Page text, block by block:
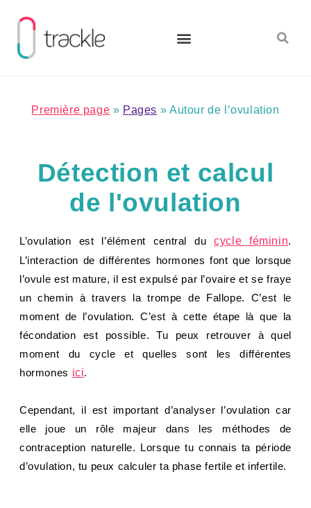
contenu
Première page » Pages » Autour de l’ovulation
Détection et calcul
de l'ovulation
L’ovulation est l’élément central ducycle féminin.
L’interaction de différentes hormones font que lorsque
l’ovule est mature, il est expulsé par l’ovaire et se fraye
un chemin à travers la trompe de Fallope. C’est le
moment de l’ovulation. C’est à cette étape là que la
fécondation est possible. Tu peux retrouver à quel
moment du cycle et quelles sont les différentes
hormones ici.
Cependant, il est important d’analyser l’ovulation car
elle joue un rôle majeur dans les méthodes de
contraception naturelle. Lorsque tu connais ta période
d’ovulation, tu peux calculer ta phase fertile et infertile.